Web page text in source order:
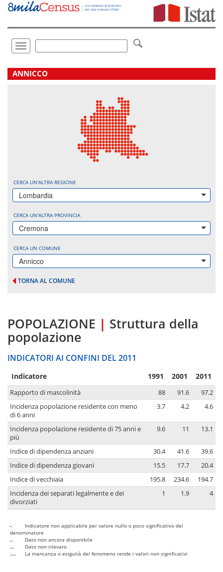
Vai
direttamente
Toggle
navigation
.
ANNICCO
CERCA UN'ALTRA REGIONE
Lombardia
CERCA UN'ALTRA PROVINCIA
Cremona
CERCA UN COMUNE
Annicco
TORNA AL COMUNE
POPOLAZIONE | Struttura della
popolazione
INDICATORI AI CONFINI DEL 2011
Indicatore 1991 2001 2011
Rapporto di mascolinità 88 91.6
97.2
Incidenza popolazione residente con meno
di 6 anni
3.7 4.2 4.6
Incidenza popolazione residente di 75 anni e
più
9.6 11 13.1
Indice di dipendenza anziani 30.4 41.6
39.6
Indice di dipendenza giovani
15.5 17.7
20.4
Indice di vecchiaia
195.8 234.6
194.7
Incidenza dei separati legalmente e dei
divorziati
1 1.9 4
-
Indicatore non applicabile per valore nullo o poco significativo del
denominatore
..
Dato non ancora disponibile
...
Dato non rilevato
....
La mancanza o esiguità del fenomeno rende i valori non significativi